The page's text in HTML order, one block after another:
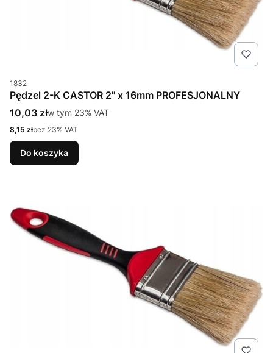
Kod produktu
1832
Pędzel 2-K CASTOR 2" x 16mm PROFESJONALNY
Cena brutto
10,03 złw tym %s VAT
w tym 23% VAT
Cena netto
8,15 złbez 23% VAT
Do koszyka